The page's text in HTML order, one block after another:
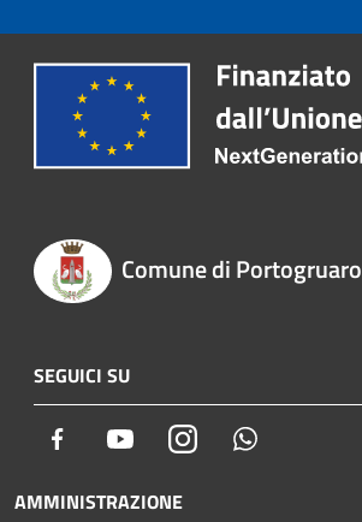
Comune di Portogruaro
SEGUICI SU
Facebook YoutubeInstagram
AMMINISTRAZIONE